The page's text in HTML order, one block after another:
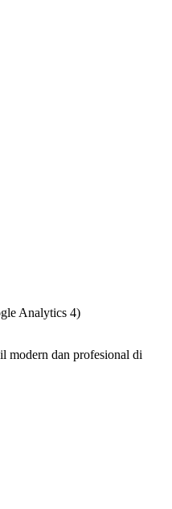
Analytics 4)
modern dan profesional di